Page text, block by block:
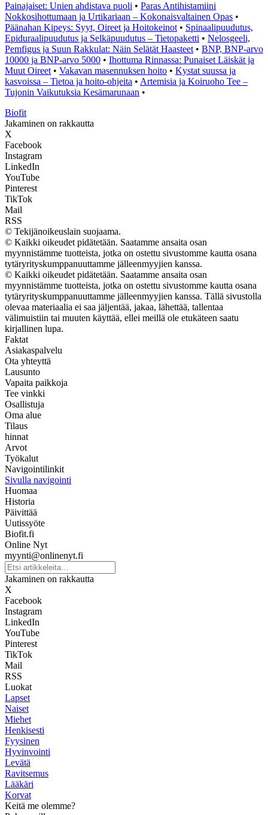
Painajaiset: Unien ahdistava puoli • Paras Antihistamiini
Nokkosihottumaan ja Urtikariaan – Kokonaisvaltainen Opas •
Päänahan Kipeys: Syyt, Oireet ja Hoitokeinot • Spinaalipuudutus,
Epiduraalipuudutus ja Selkäpuudutus – Tietopaketti • Nelosgeeli,
Pemfigus ja Suun Rakkulat: Näin Selätät Haasteet • BNP, BNP-arvo
10000 ja BNP-arvo 5000 • Ihottuma Rinnassa: Punaiset Läiskät ja
Muut Oireet • Vakavan masennuksen hoito • Kystat suussa ja
kasvoissa – Tietoa ja hoito-ohjeita • Artemisia ja Koiruoho Tee –
Tujonin Vaikutuksia Kesämarunaan •
Biofit
Jakaminen on rakkautta
X
Facebook
Instagram
LinkedIn
YouTube
Pinterest
TikTok
Mail
RSS
© Tekijänoikeuslain suojaama.
© Kaikki oikeudet pidätetään. Saatamme ansaita osan
myynnistämme tuotteista, jotka on ostettu sivustomme kautta osana
tytäryrityskumppanuuttamme jälleenmyyjien kanssa.
© Kaikki oikeudet pidätetään. Saatamme ansaita osan
myynnistämme tuotteista, jotka on ostettu sivustomme kautta osana
tytäryrityskumppanuuttamme jälleenmyyjien kanssa. Tällä sivustolla
olevaa materiaalia ei saa jäljentää, jakaa, lähettää, tallentaa
välimuistiin tai muuten käyttää, ellei meillä ole etukäteen saatu
kirjallinen lupa.
Faktat
Asiakaspalvelu
Ota yhteyttä
Lausunto
Vapaita paikkoja
Tee vinkki
Osallistuja
Oma alue
Tilaus
hinnat
Arvot
Työkalut
Navigointilinkit
Sivulla navigointi
Huomaa
Historia
Päivittää
Uutissyöte
Biofit.fi
Online Nyt
myynti@onlinenyt.fi
Jakaminen on rakkautta
X
Facebook
Instagram
LinkedIn
YouTube
Pinterest
TikTok
Mail
RSS
Luokat
Lapset
Naiset
Miehet
Henkisesti
Fyysinen
Hyvinvointi
Levätä
Ravitsemus
Lääkäri
Korvat
Keitä me olemme?